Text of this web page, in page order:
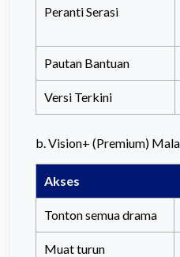
Peranti Serasi
Pautan Bantuan
Versi Terkini
b. Vision+ (Premium)
Akses
Tonton semua drama
Muat turun